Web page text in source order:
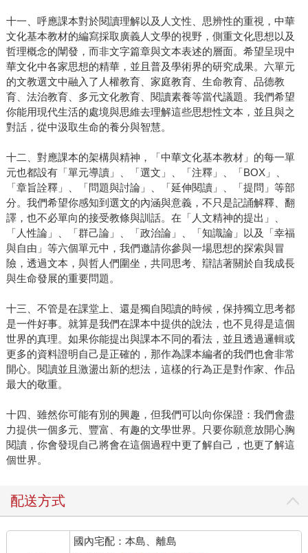
十一、呼應課本對於閱讀理解以及人文性、思辨性的重視，中華
文化基本教材的編寫採取廣義人文學的視野，側重文化思想以及
哲理概念的闡發，而非文字篇章與文本表述的層面。希望呈現中
華文化中各家思想的精華，並且普及學術界的研究成果。六單元
的文教選文中融入了人權教育、家庭教育、生命教育、品德教
育、法治教育、多元文化教育、閱讀素養等當代議題。我們希望
你能用現代生活的處境與思維去理解這些思想性文本，並且與之
對話，從中汲取生命的養分與智慧。
十二、對應課本的架構與精神，「中華文化基本教材」的每一單
元也都設有「單元導讀」、「選文」、「注釋」、「BOX」、
「章旨詮釋」、「問題與討論」、「延伸閱讀」、「提問」等部
分。我們希望你感知到選文的內涵與意義，不只是記誦解釋、翻
譯，也不必單向的接受教條與訓話。在「人文精神的提出」、
「人性論」、「群己論」、「政治論」、「知識論」以及「幸福
與自由」等六個單元中，我們邀請你參與一場思想的探索與冒
險，透過文本，與哲人們圍坐，共同思考、辯詰著關於自我成長
與生命發展的重要問題。
十三、不管是在課堂上、還是獨自閱讀的時候，保持獨立思考都
是一件好事。就算是我們在課本中提供的說法，也不見得是這個
世界的真理。如果你能提出與課本不同的看法，並且透過邏輯或
更多的資料證明自己是正確的，那作為課本編者的我們也會非常
開心。閱讀並且激盪出新的想法，這樣的行為正是對作家、作品
最大的敬重。
十四、雖然你可能有別的興趣，但我們可以向你保證：我們會盡
力提供一個多元、豐富、有趣的文學世界。只要你願意放開心胸
閱讀，你會發現自己將會在這個過程中更了解自己，也更了解這
個世界。
配送方式
國內宅配：本島、離島